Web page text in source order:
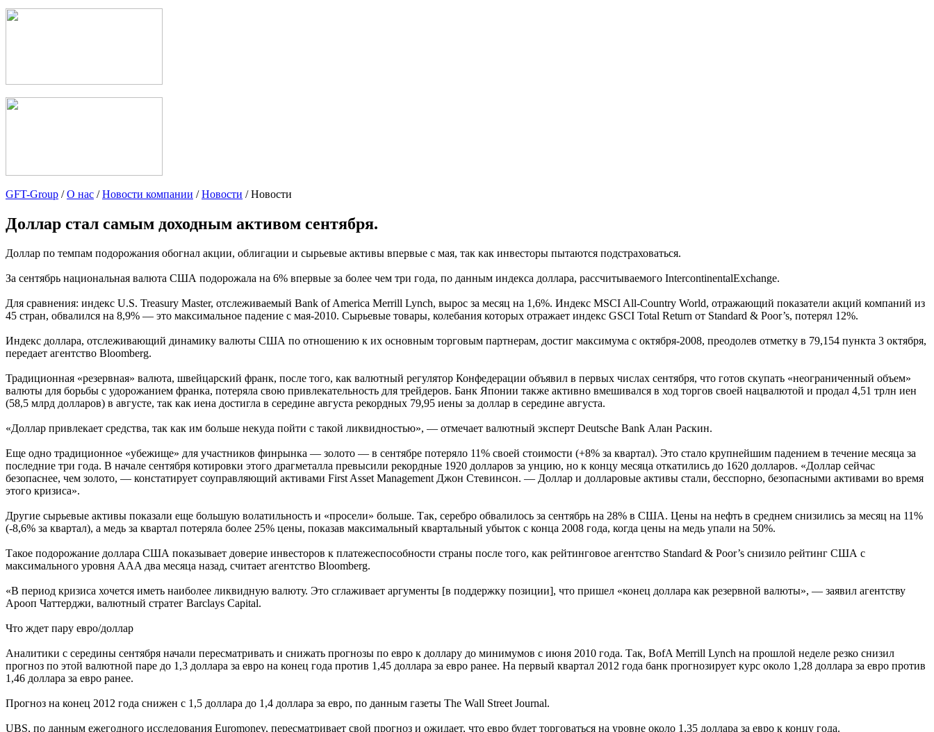
GFT-Group /О нас /Новости компании /Новости / Новости
Доллар стал самым доходным активом сентября.
Доллар по темпам подорожания обогнал акции, облигации и сырьевые активы впервые с мая, так как инвесторы пытаются подстраховаться.
За сентябрь национальная валюта США подорожала на 6% впервые за более чем три года, по данным индекса доллара, рассчитываемого IntercontinentalExchange.
Для сравнения: индекс U.S. Treasury Master, отслеживаемый Bank of America Merrill Lynch, вырос за месяц на 1,6%. Индекс MSCI All-Country World, отражающий показатели акций компаний из
45 стран, обвалился на 8,9% — это максимальное падение с мая-2010. Сырьевые товары, колебания которых отражает индекс GSCI Total Return от Standard & Poor’s, потерял 12%.
Индекс доллара, отслеживающий динамику валюты США по отношению к их основным торговым партнерам, достиг максимума с октября-2008, преодолев отметку в 79,154 пункта 3 октября,
передает агентство Bloomberg.
Традиционная «резервная» валюта, швейцарский франк, после того, как валютный регулятор Конфедерации объявил в первых числах сентября, что готов скупать «неограниченный объем»
валюты для борьбы с удорожанием франка, потеряла свою привлекательность для трейдеров. Банк Японии также активно вмешивался в ход торгов своей нацвалютой и продал 4,51 трлн иен
(58,5 млрд долларов) в августе, так как иена достигла в середине августа рекордных 79,95 иены за доллар в середине августа.
«Доллар привлекает средства, так как им больше некуда пойти с такой ликвидностью», — отмечает валютный эксперт Deutsche Bank Алан Раскин.
Еще одно традиционное «убежище» для участников финрынка — золото — в сентябре потеряло 11% своей стоимости (+8% за квартал). Это стало крупнейшим падением в течение месяца за
последние три года. В начале сентября котировки этого драгметалла превысили рекордные 1920 долларов за унцию, но к концу месяца откатились до 1620 долларов. «Доллар сейчас
безопаснее, чем золото, — констатирует соуправляющий активами First Asset Management Джон Стевинсон. — Доллар и долларовые активы стали, бесспорно, безопасными активами во время
этого кризиса».
Другие сырьевые активы показали еще большую волатильность и «просели» больше. Так, серебро обвалилось за сентябрь на 28% в США. Цены на нефть в среднем снизились за месяц на 11%
(-8,6% за квартал), а медь за квартал потеряла более 25% цены, показав максимальный квартальный убыток с конца 2008 года, когда цены на медь упали на 50%.
Такое подорожание доллара США показывает доверие инвесторов к платежеспособности страны после того, как рейтинговое агентство Standard & Poor’s снизило рейтинг США с
максимального уровня AAA два месяца назад, считает агентство Bloomberg.
«В период кризиса хочется иметь наиболее ликвидную валюту. Это сглаживает аргументы [в поддержку позиции], что пришел «конец доллара как резервной валюты», — заявил агентству
Арооп Чаттерджи, валютный стратег Barclays Capital.
Что ждет пару евро/доллар
Аналитики с середины сентября начали пересматривать и снижать прогнозы по евро к доллару до минимумов с июня 2010 года. Так, BofA Merrill Lynch на прошлой неделе резко снизил
прогноз по этой валютной паре до 1,3 доллара за евро на конец года против 1,45 доллара за евро ранее. На первый квартал 2012 года банк прогнозирует курс около 1,28 доллара за евро против
1,46 доллара за евро ранее.
Прогноз на конец 2012 года снижен с 1,5 доллара до 1,4 доллара за евро, по данным газеты The Wall Street Journal.
UBS, по данным ежегодного исследования Euromoney, пересматривает свой прогноз и ожидает, что евро будет торговаться на уровне около 1,35 доллара за евро к концу года.